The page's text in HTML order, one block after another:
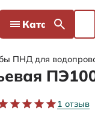
Каталог 8
ПНД для
1 отзыв